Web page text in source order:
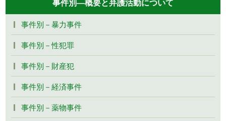
事件別－暴力事件
事件別－性犯罪
事件別－財産犯
事件別－経済事件
事件別－薬物事件